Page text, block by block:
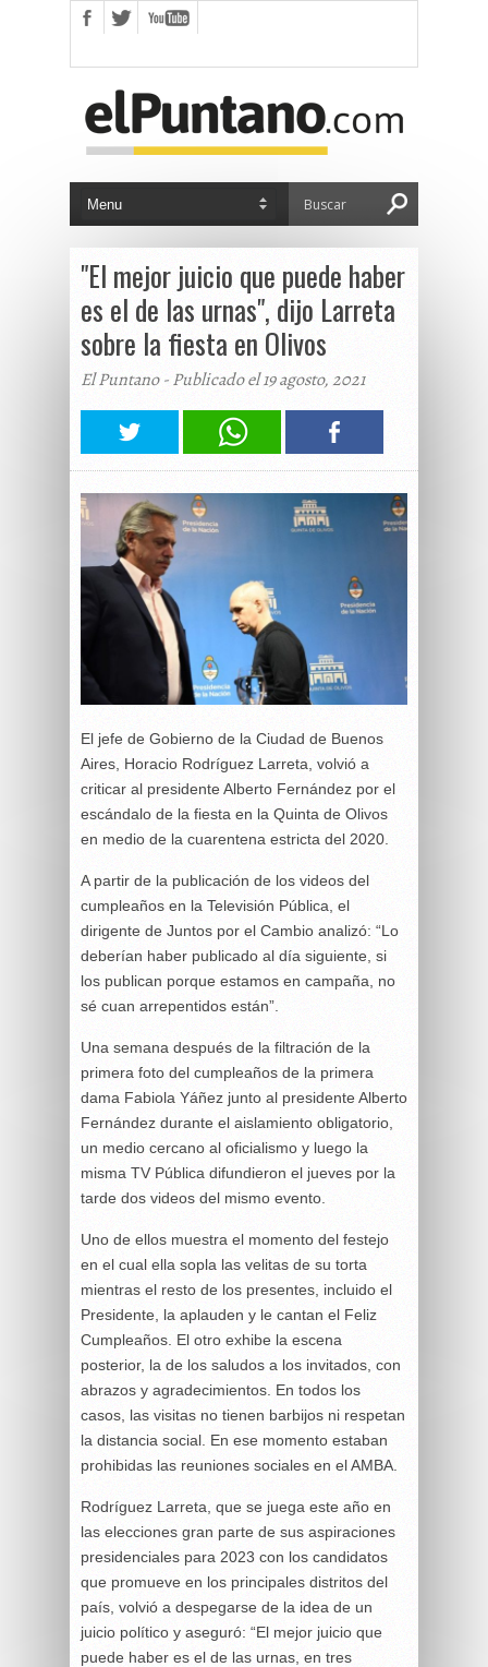
"El mejor juicio que puede haber
es el de las urnas", dijo Larreta
sobre la fiesta en Olivos
El Puntano - Publicado el 19 agosto, 2021
El jefe de Gobierno de la Ciudad de Buenos
Aires, Horacio Rodríguez Larreta, volvió a
criticar al presidente Alberto Fernández por el
escándalo de la fiesta en la Quinta de Olivos
en medio de la cuarentena estricta del 2020.
A partir de la publicación de los videos del
cumpleaños en la Televisión Pública, el
dirigente de Juntos por el Cambio analizó: “Lo
deberían haber publicado al día siguiente, si
los publican porque estamos en campaña, no
sé cuan arrepentidos están”.
Una semana después de la filtración de la
primera foto del cumpleaños de la primera
dama Fabiola Yáñez junto al presidente Alberto
Fernández durante el aislamiento obligatorio,
un medio cercano al oficialismo y luego la
misma TV Pública difundieron el jueves por la
tarde dos videos del mismo evento.
Uno de ellos muestra el momento del festejo
en el cual ella sopla las velitas de su torta
mientras el resto de los presentes, incluido el
Presidente, la aplauden y le cantan el Feliz
Cumpleaños. El otro exhibe la escena
posterior, la de los saludos a los invitados, con
abrazos y agradecimientos. En todos los
casos, las visitas no tienen barbijos ni respetan
la distancia social. En ese momento estaban
prohibidas las reuniones sociales en el AMBA.
Rodríguez Larreta, que se juega este año en
las elecciones gran parte de sus aspiraciones
presidenciales para 2023 con los candidatos
que promueve en los principales distritos del
país, volvió a despegarse de la idea de un
juicio político y aseguró: “El mejor juicio que
puede haber es el de las urnas, en tres